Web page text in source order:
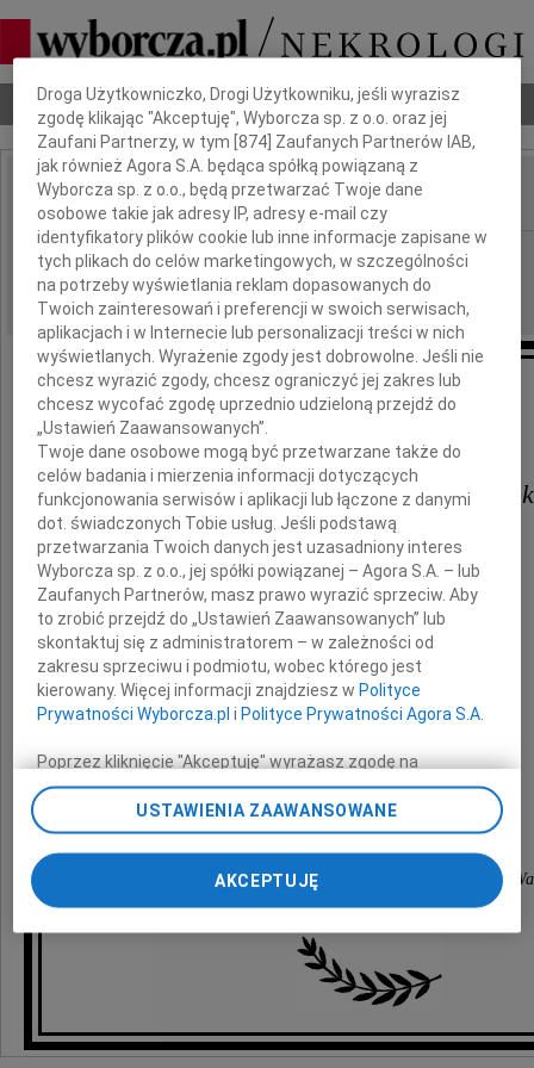
Nekrologi Odeszli Poradnik pogrzebowy
IMIĘ I NAZWISKO:
REGION: Białystok
DATA EMISJI: 05.05.2017
prof. dr hab. Wiesławowi
wyrazy głębokiego współczucia
z powodu śmierci
Ojca
składają
Akademii Teatralnej im. Aleksandra Zelwerowicza w
Dbamy o Twoją prywatność
Droga Użytkowniczko, Drogi Użytkowniku, jeśli wyrazisz
zgodę klikając "Akceptuję", Wyborcza sp. z o.o. oraz jej
Zaufani Partnerzy, w tym [874] Zaufanych Partnerów IAB,
jak również Agora S.A. będąca spółką powiązaną z
Wyborcza sp. z o.o., będą przetwarzać Twoje dane
osobowe takie jak adresy IP, adresy e-mail czy
identyfikatory plików cookie lub inne informacje zapisane w
tych plikach do celów marketingowych, w szczególności
na potrzeby wyświetlania reklam dopasowanych do
Twoich zainteresowań i preferencji w swoich serwisach,
aplikacjach i w Internecie lub personalizacji treści w nich
wyświetlanych. Wyrażenie zgody jest dobrowolne. Jeśli nie
chcesz wyrazić zgody, chcesz ograniczyć jej zakres lub
chcesz wycofać zgodę uprzednio udzieloną przejdź do
„Ustawień Zaawansowanych”.
Twoje dane osobowe mogą być przetwarzane także do
celów badania i mierzenia informacji dotyczących
funkcjonowania serwisów i aplikacji lub łączone z danymi
dot. świadczonych Tobie usług. Jeśli podstawą
przetwarzania Twoich danych jest uzasadniony interes
Wyborcza sp. z o.o., jej spółki powiązanej – Agora S.A. – lub
Zaufanych Partnerów, masz prawo wyrazić sprzeciw. Aby
to zrobić przejdź do „Ustawień Zaawansowanych” lub
skontaktuj się z administratorem – w zależności od
zakresu sprzeciwu i podmiotu, wobec którego jest
kierowany. Więcej informacji znajdziesz wPolityce
Prywatności Wyborcza.pl iPolityce Prywatności Agora S.A.
Poprzez kliknięcie "Akceptuję" wyrażasz zgodę na
zainstalowanie i przechowywanie plików typu cookie
Wyborczej sp. z o. o. jej Zaufanych Partnerów i Agora S.A.
na Twoim urządzeniu końcowym. Możesz też w każdej
chwili zmienić swoje preferencje dot. plików cookie,
ponownie wywołując narzędzie do zarządzania Twoimi
preferencjami dot. przetwarzania danych poprzez
odnośnik „Ustawienia prywatności” w stopce serwisu i
przechodząc do sekcji „Ustawienia zaawansowane”.
Zmiana ustawień plików cookie możliwa jest także za
My, nasi Zaufani Partnerzy i Agora S.A. możemy
USTAWIENIA ZAAWANSOWANE
AKCEPTUJĘ